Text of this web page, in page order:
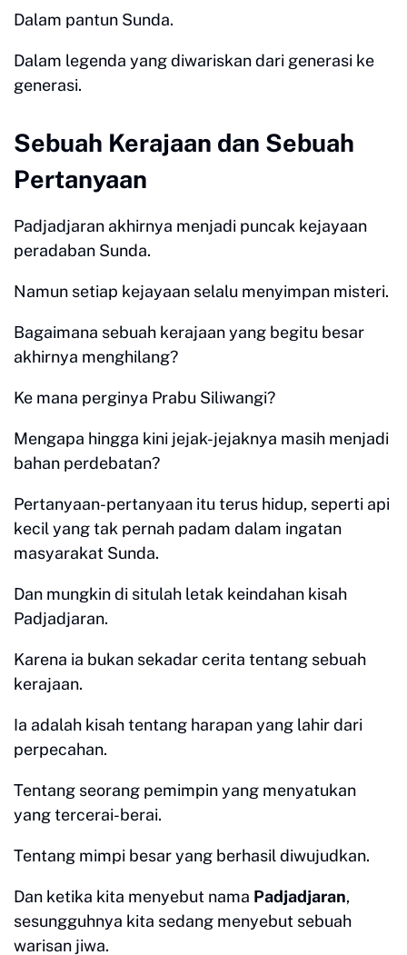
Dalam pantun Sunda.
Dalam legenda yang diwariskan dari generasi ke
generasi.
Sebuah Kerajaan dan Sebuah
Pertanyaan
Padjadjaran akhirnya menjadi puncak kejayaan
peradaban Sunda.
Namun setiap kejayaan selalu menyimpan misteri.
Bagaimana sebuah kerajaan yang begitu besar
akhirnya menghilang?
Ke mana perginya Prabu Siliwangi?
Mengapa hingga kini jejak-jejaknya masih menjadi
bahan perdebatan?
Pertanyaan-pertanyaan itu terus hidup, seperti api
kecil yang tak pernah padam dalam ingatan
masyarakat Sunda.
Dan mungkin di situlah letak keindahan kisah
Padjadjaran.
Karena ia bukan sekadar cerita tentang sebuah
kerajaan.
Ia adalah kisah tentang harapan yang lahir dari
perpecahan.
Tentang seorang pemimpin yang menyatukan
yang tercerai-berai.
Tentang mimpi besar yang berhasil diwujudkan.
Dan ketika kita menyebut nama Padjadjaran,
sesungguhnya kita sedang menyebut sebuah
warisan jiwa.